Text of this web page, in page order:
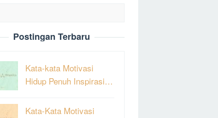
Postingan Terbaru
Kata-kata Motivasi
Hidup Penuh Inspirasi…
Kata-Kata Motivasi